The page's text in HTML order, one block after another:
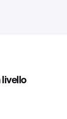
livello